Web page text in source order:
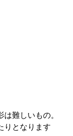
難しいもの。
りとなります